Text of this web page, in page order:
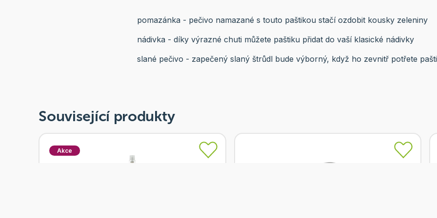
pomazánka - pečivo namazané s touto paštikou stačí ozdobit kousky zeleniny
nádivka - díky výrazné chuti můžete paštiku přidat do vaší klasické nádivky
slané pečivo - zapečený slaný štrůdl bude výborný, když ho zevnitř potřete
Související produkty
Akce